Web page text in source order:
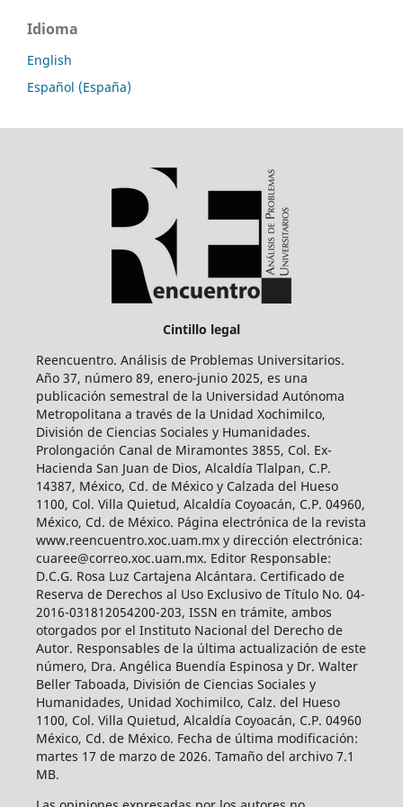
Idioma
English
Español (España)
Cintillo legal
Reencuentro. Análisis de Problemas Universitarios.
Año 37, número 89, enero-junio 2025, es una
publicación semestral de la Universidad Autónoma
Metropolitana a través de la Unidad Xochimilco,
División de Ciencias Sociales y Humanidades.
Prolongación Canal de Miramontes 3855, Col. Ex-
Hacienda San Juan de Dios, Alcaldía Tlalpan, C.P.
14387, México, Cd. de México y Calzada del Hueso
1100, Col. Villa Quietud, Alcaldía Coyoacán, C.P. 04960,
México, Cd. de México. Página electrónica de la revista
www.reencuentro.xoc.uam.mx y dirección electrónica:
cuaree@correo.xoc.uam.mx. Editor Responsable:
D.C.G. Rosa Luz Cartajena Alcántara. Certificado de
Reserva de Derechos al Uso Exclusivo de Título No. 04-
2016-031812054200-203, ISSN en trámite, ambos
otorgados por el Instituto Nacional del Derecho de
Autor. Responsables de la última actualización de este
número, Dra. Angélica Buendía Espinosa y Dr. Walter
Beller Taboada, División de Ciencias Sociales y
Humanidades, Unidad Xochimilco, Calz. del Hueso
1100, Col. Villa Quietud, Alcaldía Coyoacán, C.P. 04960
México, Cd. de México. Fecha de última modificación:
martes 17 de marzo de 2026. Tamaño del archivo 7.1
MB.